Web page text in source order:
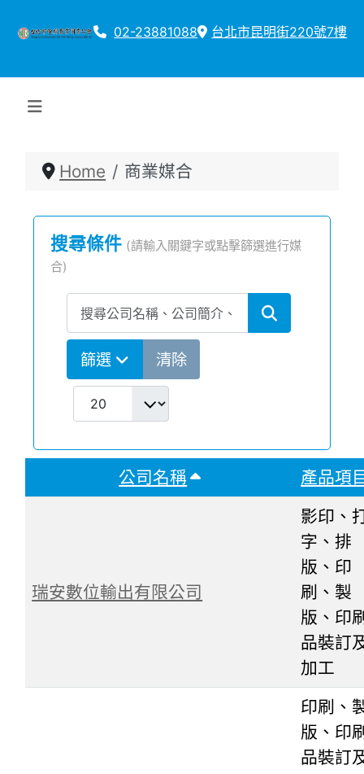
02-23881088 台北市昆明街220號7樓
Home 商業媒合
搜尋條件 (請輸入關鍵字或點擊篩選進行媒
合)
關鍵字搜尋
篩選 清除
COM_CONTENT_LIST_LIMIT
公司名稱 表格排序: 公司名稱
產品項
瑞安數位輸出有限公司
影印、
字、排
版、印
刷、製
版、印
品裝訂
加工
印刷、
版、印
品裝訂